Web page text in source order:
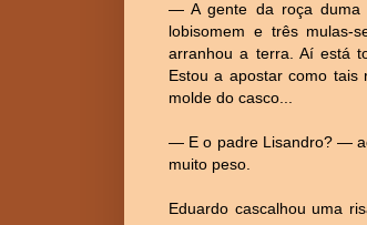
— A gente da roça duma
lobisomem e três mulas-
arranhou a terra. Aí está
Estou a apostar como
molde do casco...
— E o padre Lisandro? —
muito peso.
Eduardo cascalhou uma